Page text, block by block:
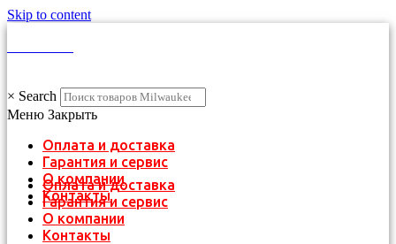
Skip to content
× Search
Меню Закрыть
Оплата и доставка
Гарантия и сервис
О компании
Контакты
Оплата и доставка
Гарантия и сервис
О компании
Контакты